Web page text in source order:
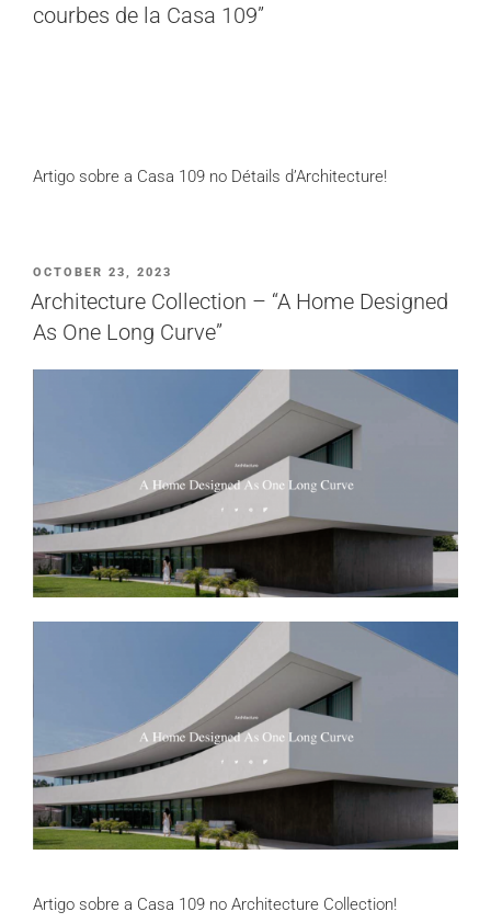
courbes de la Casa 109”
Artigo sobre a Casa 109 no Détails d’Architecture!
PUBLICADO
EM
OCTOBER 23, 2023
Architecture Collection – “A Home Designed
As One Long Curve”
Artigo sobre a Casa 109 no Architecture Collection!